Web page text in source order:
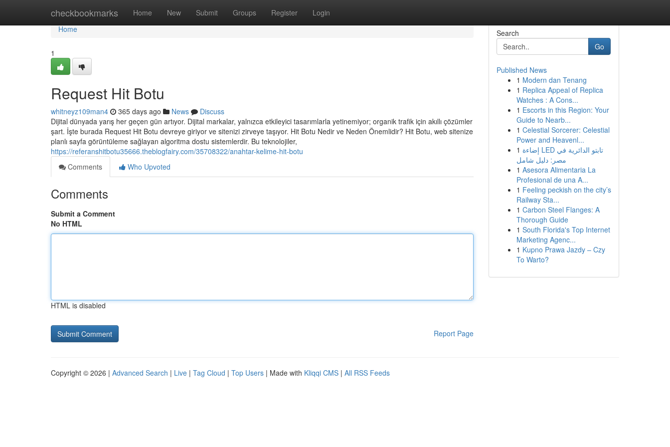
checkbookmarks Home New Submit Groups Register Login
Home
Home
1
Request Hit Botu
whitneyz109man4 365 days ago News
Discuss
Dijital dünyada yarış her geçen gün artıyor. Dijital markalar, yalnızca etkileyici tasarımlarla yetinemiyor; organik trafik için akıllı çözümler
şart. İşte burada Request Hit Botu devreye giriyor ve sitenizi zirveye taşıyor. Hit Botu Nedir ve Neden Önemlidir? Hit Botu, web sitenize
planlı sayfa görüntüleme sağlayan algoritma dostu sistemlerdir. Bu teknolojiler,
https://referanshitbotu35666.theblogfairy.com/35708322/anahtar-kelime-hit-botu
Comments
Who Upvoted
Comments
Submit a Comment
No HTML
HTML is disabled
Report Page
Search
Go
Published News
1 Modern dan Tenang
1 Replica Appeal of Replica
Watches : A Cons...
1 Escorts in this Region: Your
Guide to Nearb...
1 Celestial Sorcerer: Celestial
Power and Heavenl...
1 إضاءة LED تابتو الدائرية في
مصر: دليل شامل
1 Asesora Alimentaria La
Profesional de una A...
1 Feeling peckish on the city’s
Railway Sta...
1 Carbon Steel Flanges: A
Thorough Guide
1 South Florida's Top Internet
Marketing Agenc...
1 Kupno Prawa Jazdy – Czy
To Warto?
Copyright © 2026 | Advanced Search | Live | Tag Cloud | Top Users | Made with Kliqqi CMS | All RSS Feeds